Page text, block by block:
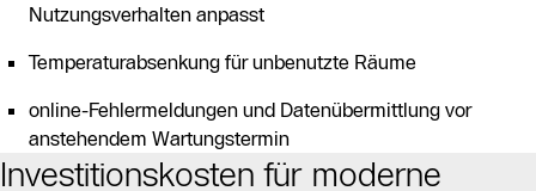
Nutzungsverhalten anpasst
Temperaturabsenkung für unbenutzte Räume
online-Fehlermeldungen und Datenübermittlung vor
anstehendem Wartungstermin
Investitionskosten für moderne